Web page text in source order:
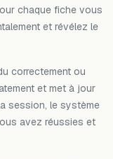
chaque fiche vous
et révélez le
correctement ou
et met à jour
session, le système
avez réussies et